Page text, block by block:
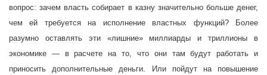
вопрос: зачем власть собирает в казну значительно больше денег,
чем ей требуется на исполнение властных функций? Более
разумно оставлять эти «лишние» миллиарды и триллионы в
экономике — в расчете на то, что они там будут работать и
приносить дополнительные деньги. Или пойдут на повышение